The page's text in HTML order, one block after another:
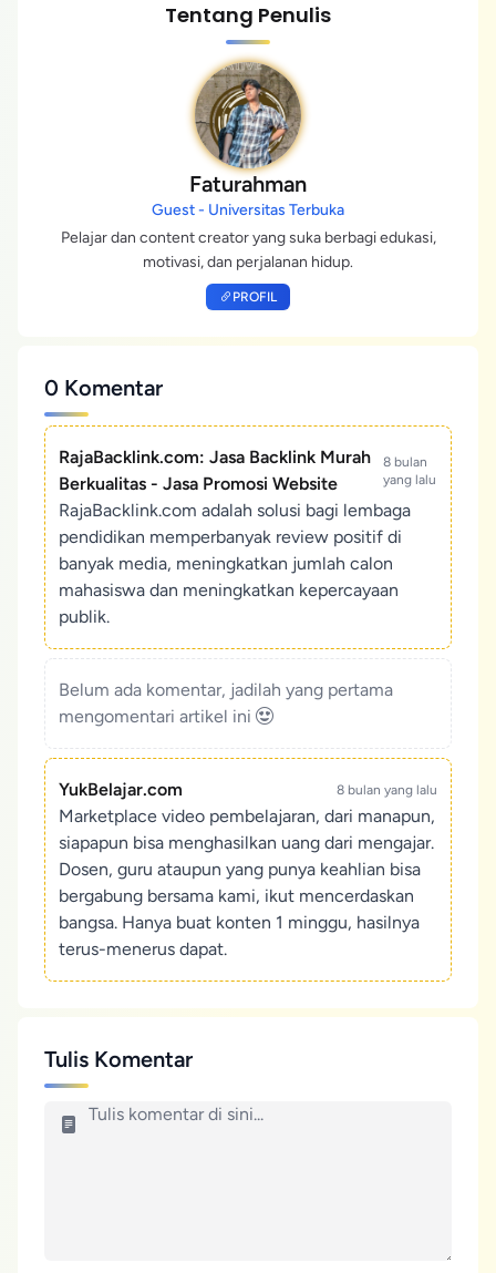
Tentang Penulis
Faturahman
Guest - Universitas Terbuka
Pelajar dan content creator yang suka berbagi edukasi,
motivasi, dan perjalanan hidup.
PROFIL
0 Komentar
RajaBacklink.com: Jasa Backlink Murah
Berkualitas - Jasa Promosi Website
8 bulan
yang lalu
RajaBacklink.com adalah solusi bagi lembaga
pendidikan memperbanyak review positif di
banyak media, meningkatkan jumlah calon
mahasiswa dan meningkatkan kepercayaan
publik.
Belum ada komentar, jadilah yang pertama
mengomentari artikel ini
YukBelajar.com 8 bulan yang lalu
Marketplace video pembelajaran, dari manapun,
siapapun bisa menghasilkan uang dari mengajar.
Dosen, guru ataupun yang punya keahlian bisa
bergabung bersama kami, ikut mencerdaskan
bangsa. Hanya buat konten 1 minggu, hasilnya
terus-menerus dapat.
Tulis Komentar